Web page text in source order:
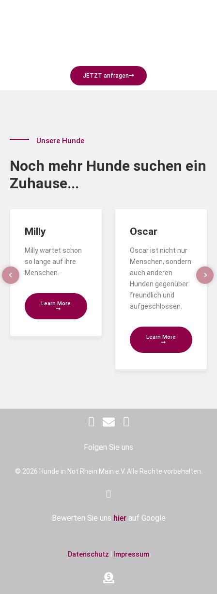
JETZT anfragen
Unsere Hunde
Noch mehr Hunde suchen ein
Zuhause...
Milly
Milly wartet schon
so lange auf ihre
Menschen.
Learn More
Oscar
Oscar ist nicht nur
Menschen, sondern
auch anderen
Hunden gegenüber
freundlich und
aufgeschlossen.
Learn More
Folgen Sie uns
© 2026 Hunde in Not Rhein Main e.V. Alle Rechte vorbehalten.
Bewerten Sie uns hierauf Google
Datenschutz Impressum